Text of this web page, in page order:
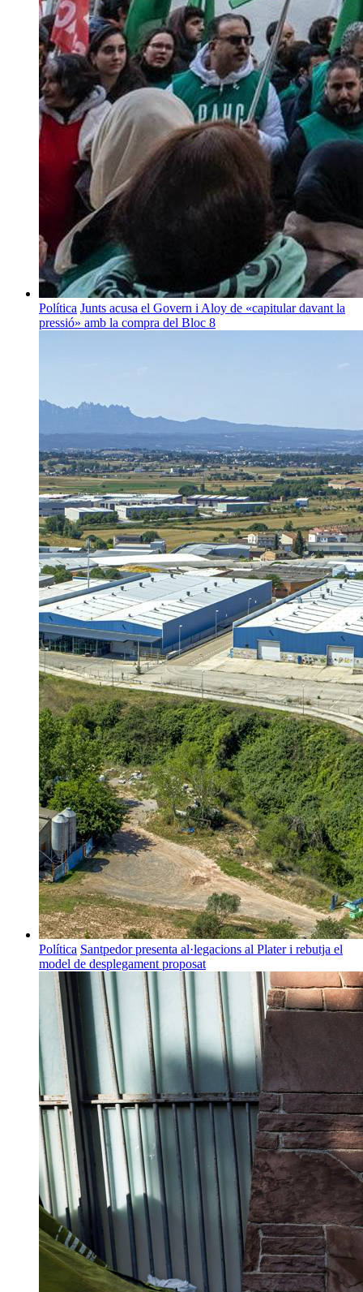
Política Junts acusa el Govern i Aloy de «capitular davant la
pressió» amb la compra del Bloc 8
Política Santpedor presenta al·legacions al Plater i rebutja el
model de desplegament proposat